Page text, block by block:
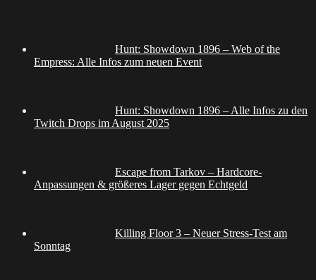
Hunt: Showdown 1896 – Web of the
Empress: Alle Infos zum neuen Event
Hunt: Showdown 1896 – Alle Infos zu den
Twitch Drops im August 2025
Escape from Tarkov – Hardcore-
Anpassungen & größeres Lager gegen Echtgeld
Killing Floor 3 – Neuer Stress-Test am
Sonntag